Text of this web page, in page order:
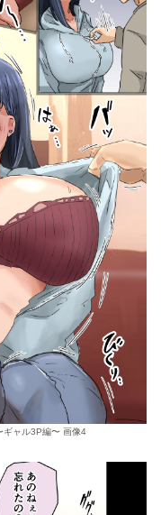
ギャル3P編〜 画像4